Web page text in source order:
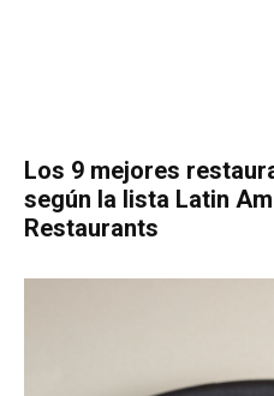
Los 9 mejores
según la lista Latin
Restaurants